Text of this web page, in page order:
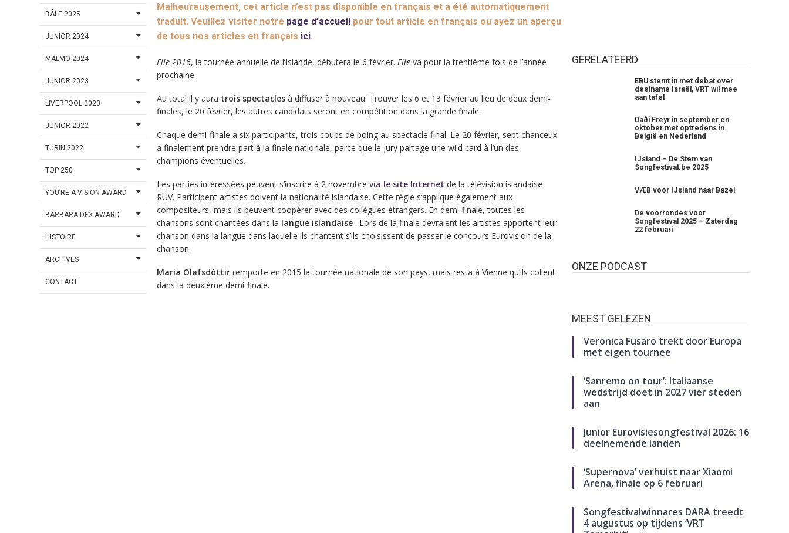
BÂLE 2025
JUNIOR 2024
MALMÖ 2024
JUNIOR 2023
LIVERPOOL 2023
JUNIOR 2022
TURIN 2022
TOP 250
YOU’RE A VISION AWARD
BARBARA DEX AWARD
HISTOIRE
ARCHIVES
CONTACT
Malheureusement, cet article n’est pas disponible en français et a été automatiquement
traduit. Veuillez visiter notre page d’accueilpour tout article en français ou ayez un aperçu
de tous nos articles en français ici.
Elle 2016, la tournée annuelle de l’Islande, débutera le 6 février. Elle va pour la trentième fois de l’année
prochaine.
Au total il y aura trois spectaclesà diffuser à nouveau. Trouver les 6 et 13 février au lieu de deux demi-
finales, le 20 février, les autres candidats seront en compétition dans la grande finale.
Chaque demi-finale a six participants, trois coups de poing au spectacle final. Le 20 février, sept chanceux
a finalement prendre part à la finale nationale, parce que le jury partage une wild card à l’un des
champions éventuelles.
Les parties intéressées peuvent s’inscrire à 2 novembre via le site Internet de la télévision islandaise
RUV. Participent artistes doivent la nationalité islandaise. Cette règle s’applique également aux
compositeurs, mais ils peuvent coopérer avec des collègues étrangers. En demi-finale, toutes les
chansons sont chantées dans la langue islandaise. Lors de la finale devraient les artistes apportent leur
chanson dans la langue dans laquelle ils chantent s’ils choisissent de passer le concours Eurovision de la
chanson.
María Olafsdóttirremporte en 2015 la tournée nationale de son pays, mais resta à Vienne qu’ils collent
dans la deuxième demi-finale.
GERELATEERD
EBU stemt in met debat over
deelname Israël, VRT wil mee
aan tafel
Daði Freyr in september en
oktober met optredens in
België en Nederland
IJsland – De Stem van
Songfestival.be 2025
VÆB voor IJsland naar Bazel
De voorrondes voor
Songfestival 2025 – Zaterdag
22 februari
ONZE PODCAST
MEEST GELEZEN
Veronica Fusaro trekt door Europa
met eigen tournee
‘Sanremo on tour’: Italiaanse
wedstrijd doet in 2027 vier steden
aan
Junior Eurovisiesongfestival 2026: 16
deelnemende landen
‘Supernova’ verhuist naar Xiaomi
Arena, finale op 6 februari
Songfestivalwinnares DARA treedt
4 augustus op tijdens ‘VRT